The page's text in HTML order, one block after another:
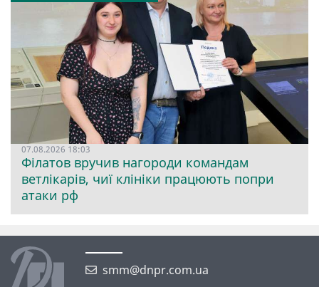
07.08.2026 18:03
Філатов вручив нагороди командам
ветлікарів, чиї клініки працюють попри
атаки рф
smm@dnpr.com.ua